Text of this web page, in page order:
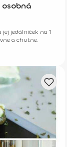
jedálniček na 1
a chutne.